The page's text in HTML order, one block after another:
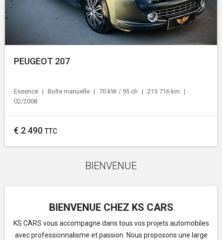
PEUGEOT 207
Essence Boîte manuelle 70 kW / 95 ch
215 716 km
02/2008
€ 2 490 TTC
BIENVENUE
BIENVENUE CHEZ KS CARS
KS CARS vous accompagne dans tous vos projets automobiles
avec professionnalisme et passion. Nous proposons une large